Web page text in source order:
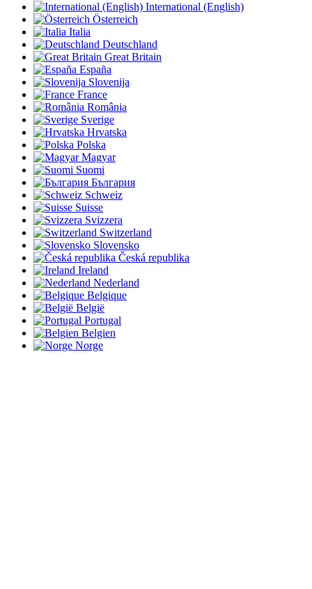
International (English)
Österreich
Italia
Deutschland
Great Britain
España
Slovenija
France
România
Sverige
Hrvatska
Polska
Magyar
Suomi
България
Schweiz
Suisse
Svizzera
Switzerland
Slovensko
Česká republika
Ireland
Nederland
Belgique
België
Portugal
Belgien
Norge